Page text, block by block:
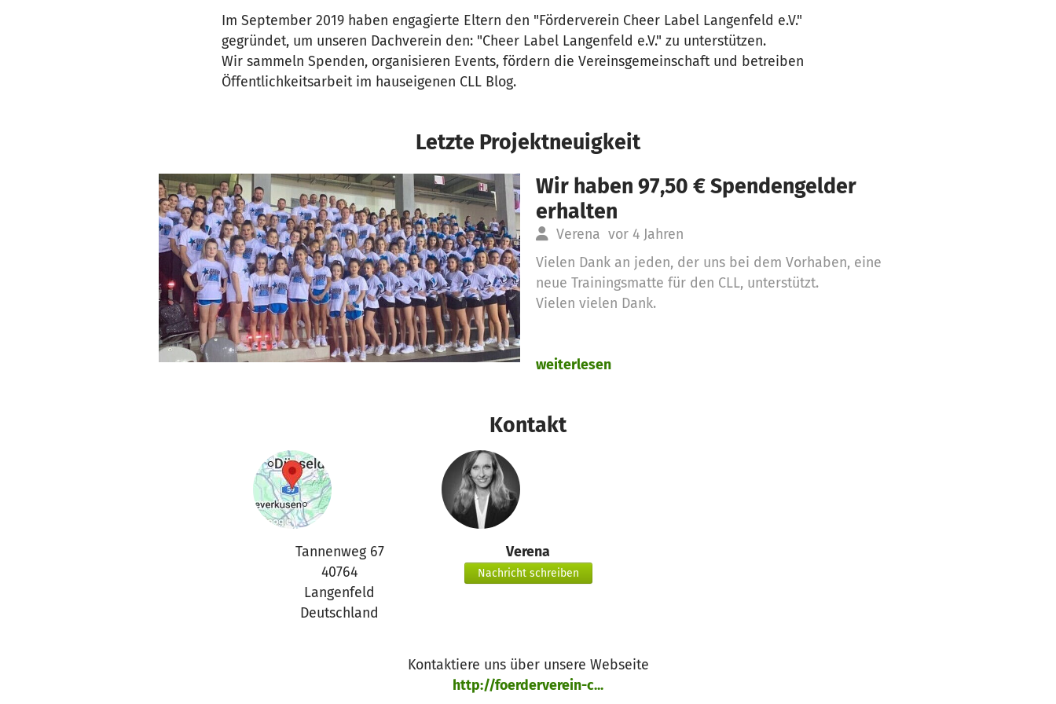
Im September 2019 haben engagierte Eltern den "Förderverein Cheer Label Langenfeld e.V."
gegründet, um unseren Dachverein den: "Cheer Label Langenfeld e.V." zu unterstützen.
Wir sammeln Spenden, organisieren Events, fördern die Vereinsgemeinschaft und betreiben
Öffentlichkeitsarbeit im hauseigenen CLL Blog.
Letzte Projektneuigkeit
Wir haben 97,50 € Spendengelder
erhalten
Verena vor 4 Jahren
Vielen Dank an jeden, der uns bei dem Vorhaben, eine
neue Trainingsmatte für den CLL, unterstützt.
Vielen vielen Dank.
weiterlesen
Kontakt
Tannenweg 67
40764
Langenfeld
Deutschland
Verena
Nachricht schreiben
Kontaktiere uns über unsere Webseite
http://foerderverein-c...